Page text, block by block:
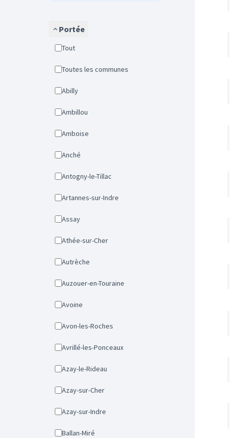
Portée
Tout
Toutes les communes
Abilly
Ambillou
Amboise
Anché
Antogny-le-Tillac
Artannes-sur-Indre
Assay
Athée-sur-Cher
Autrèche
Auzouer-en-Touraine
Avoine
Avon-les-Roches
Avrillé-les-Ponceaux
Azay-le-Rideau
Azay-sur-Cher
Azay-sur-Indre
Ballan-Miré